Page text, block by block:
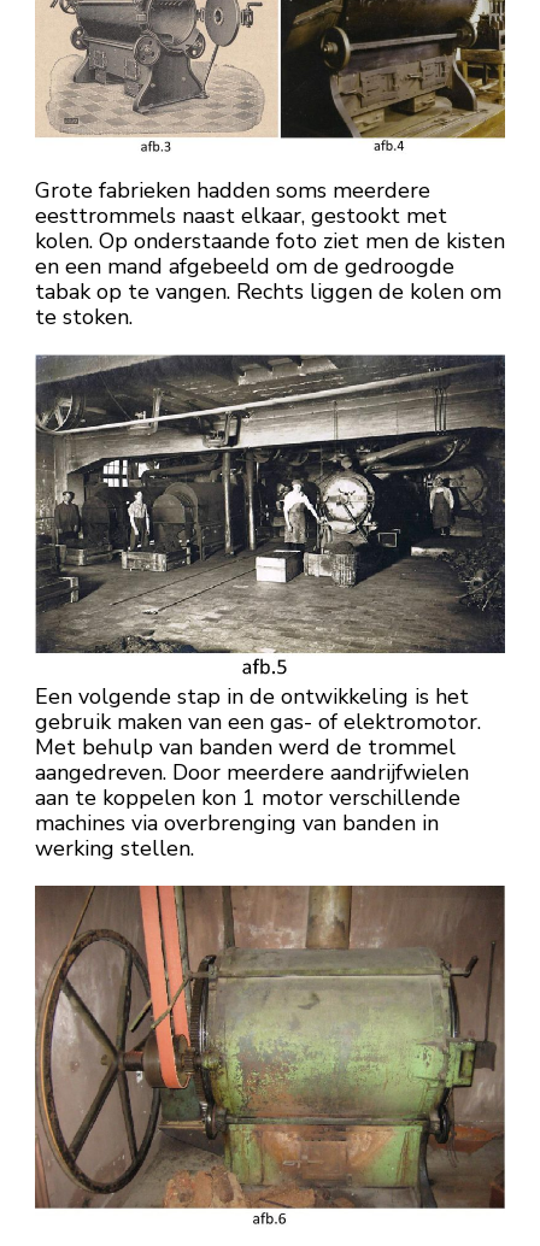
Grote fabrieken hadden soms meerdere
eesttrommels naast elkaar, gestookt met
kolen. Op onderstaande foto ziet men de kisten
en een mand afgebeeld om de gedroogde
tabak op te vangen. Rechts liggen de kolen om
te stoken.
Een volgende stap in de ontwikkeling is het
gebruik maken van een gas- of elektromotor.
Met behulp van banden werd de trommel
aangedreven. Door meerdere aandrijfwielen
aan te koppelen kon 1 motor verschillende
machines via overbrenging van banden in
werking stellen.